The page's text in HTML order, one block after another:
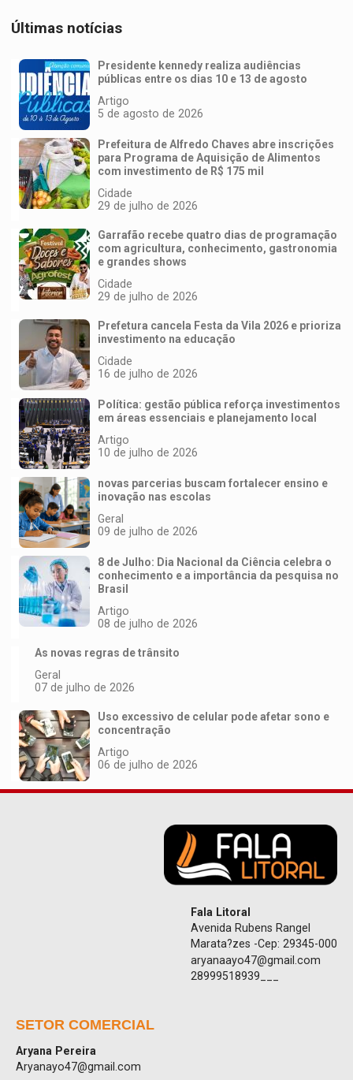
Últimas notícias
Presidente kennedy realiza audiências
públicas entre os dias 10 e 13 de agosto
Artigo
5 de agosto de 2026
Prefeitura de Alfredo Chaves abre inscrições
para Programa de Aquisição de Alimentos
com investimento de R$ 175 mil
Cidade
29 de julho de 2026
Garrafão recebe quatro dias de programação
com agricultura, conhecimento, gastronomia
e grandes shows
Cidade
29 de julho de 2026
Prefetura cancela Festa da Vila 2026 e prioriza
investimento na educação
Cidade
16 de julho de 2026
Política: gestão pública reforça investimentos
em áreas essenciais e planejamento local
Artigo
10 de julho de 2026
novas parcerias buscam fortalecer ensino e
inovação nas escolas
Geral
09 de julho de 2026
8 de Julho: Dia Nacional da Ciência celebra o
conhecimento e a importância da pesquisa no
Brasil
Artigo
08 de julho de 2026
As novas regras de trânsito
Geral
07 de julho de 2026
Uso excessivo de celular pode afetar sono e
concentração
Artigo
06 de julho de 2026
Fala Litoral
Avenida Rubens Rangel
Marata?zes -Cep: 29345-000
aryanaayo47@gmail.com
28999518939___
SETOR COMERCIAL
Aryana Pereira
Aryanayo47@gmail.com